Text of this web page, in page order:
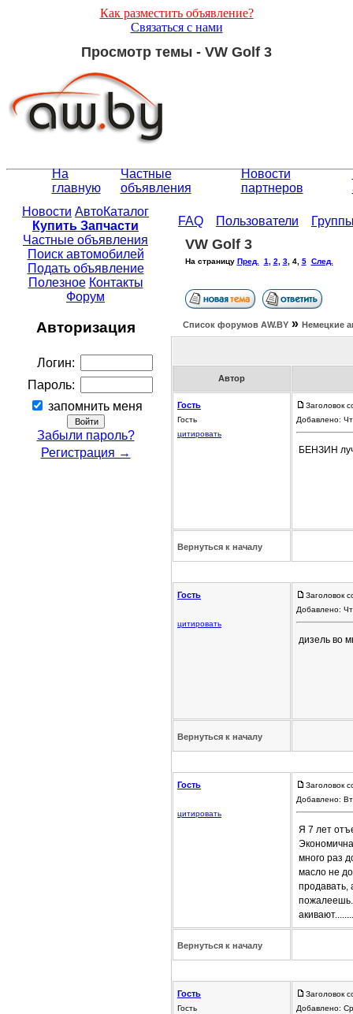
Как разместить объявление?
Связаться с нами
Просмотр темы - VW Golf 3
На
главную
Частные
объявления
Новости
партнеров
Новости АвтоКаталог
Купить Запчасти
Частные объявления
Поиск автомобилей
Подать объявление
Полезное Контакты
Форум
Авторизация
Логин:
Пароль:
запомнить меня
Забыли пароль?
Регистрация →
FAQ Пользователи
VW Golf 3
На страницу Пред. 1 2 3, 4, 5 След.
Список форумов АW.BY » Немецкие
Автор
Гость
Гость
цитировать
Заголовок
Добавлено:
БЕНЗИН
Вернуться к началу
Гость
цитировать
Заголовок
Добавлено:
дизель во
Вернуться к началу
Гость
цитировать
Заголовок
Добавлено:
Я 7 лет
много раз
масло не
продавать,
пожалеешь.
Вернуться к началу
Гость
Гость
Заголовок
Добавлено: